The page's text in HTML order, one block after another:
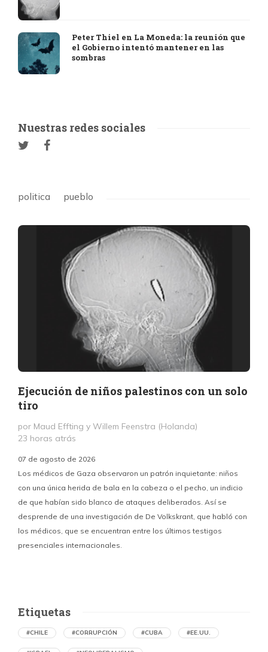
Peter Thiel en La Moneda: la reunión que
el Gobierno intentó mantener en las
sombras
Nuestras redes sociales
politica pueblo
Ejecución de niños palestinos con un solo
tiro
por Maud Effting y Willem Feenstra (Holanda)
23 horas atrás
07 de agosto de 2026
Los médicos de Gaza observaron un patrón inquietante: niños
con una única herida de bala en la cabeza o el pecho, un indicio
de que habían sido blanco de ataques deliberados. Así se
desprende de una investigación de De Volkskrant, que habló con
los médicos, que se encuentran entre los últimos testigos
presenciales internacionales.
Etiquetas
#CHILE #CORRUPCIÓN #CUBA #EE.UU.